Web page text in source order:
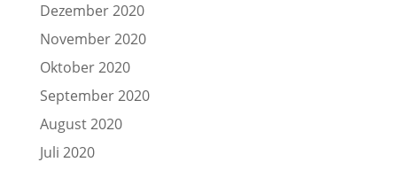
Dezember 2020
November 2020
Oktober 2020
September 2020
August 2020
Juli 2020